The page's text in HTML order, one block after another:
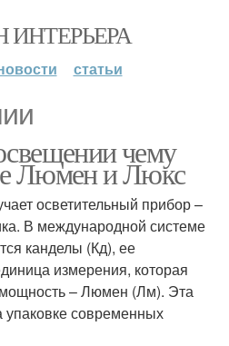
ИНТЕРЬЕРА
статьи
чему
Люмен и Люкс
осветительный прибор –
В международной системе
канделы (Кд), ее
измерения, которая
мощность – Люмен (Лм). Эта
упаковке современных